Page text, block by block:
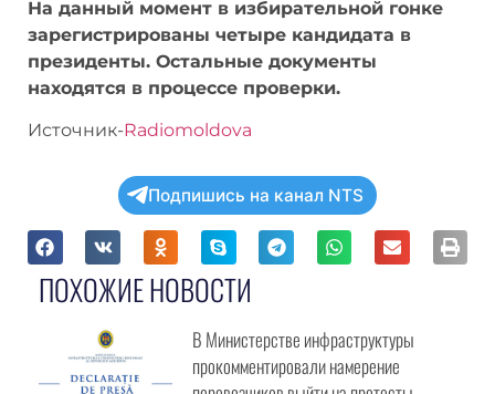
зарегистрированы четыре кандидата в
президенты. Остальные документы
находятся в процессе проверки.
Подпишись на канал NTS
ПОХОЖИЕ НОВОСТИ
В Министерстве инфраструктуры
прокомментировали намерение
перевозчиков выйти на протесты
должен поехать премьер - министр Василий
Тофан?
В Гагаузию
В Приднестровье
В Брюссель
В Москву
В Бухарест
В Вашингтон